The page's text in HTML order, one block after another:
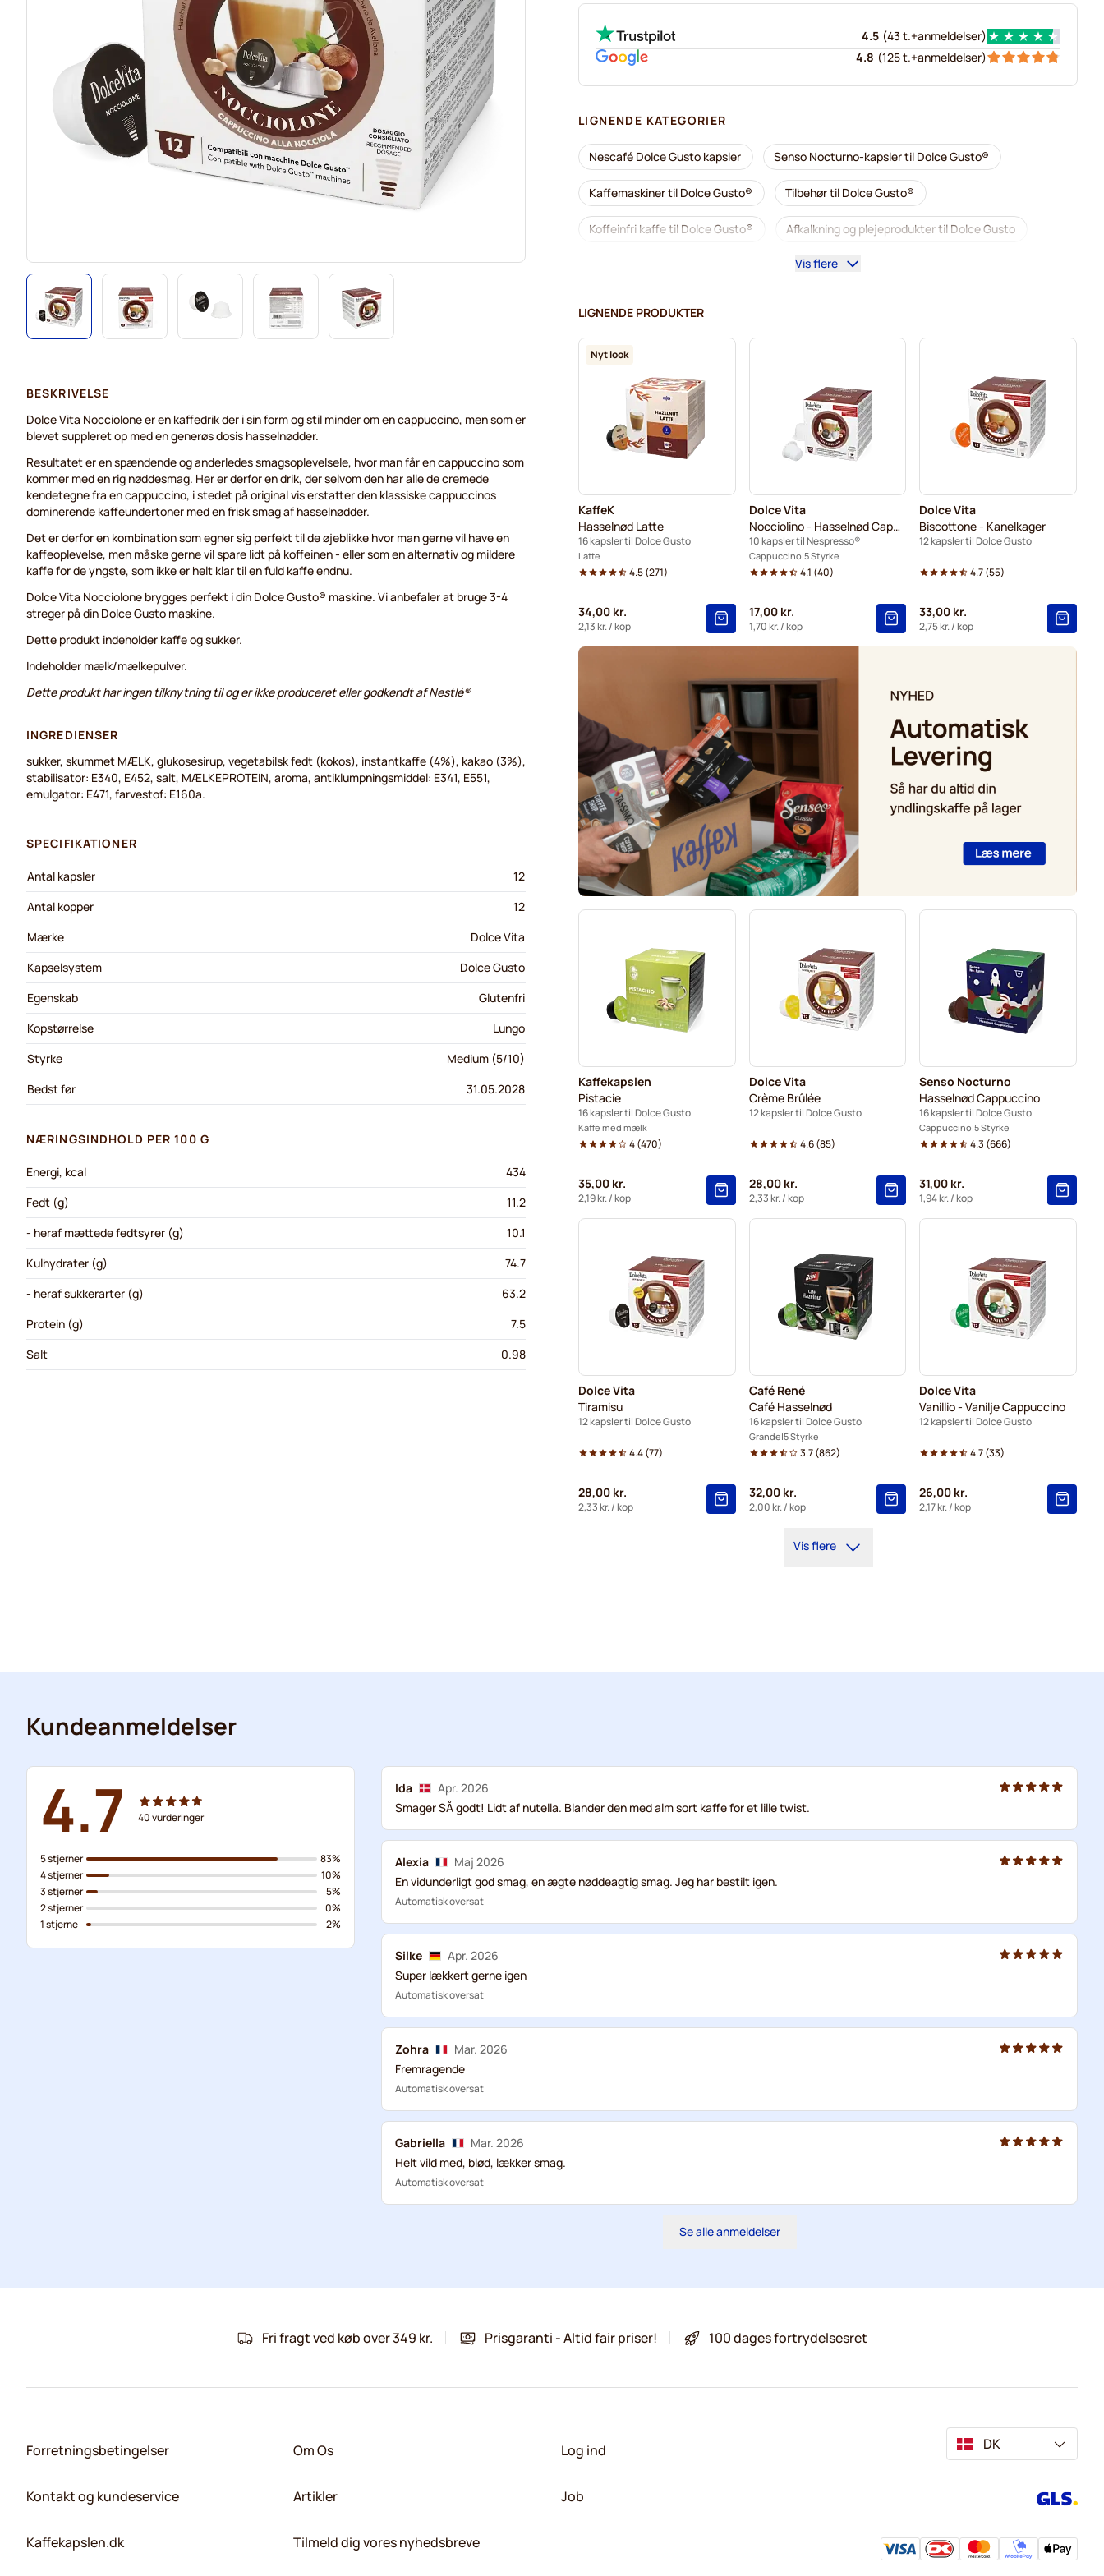
4.5 (43 t.+anmeldelser)
4.8 (125 t.+anmeldelser)
LIGNENDE KATEGORIER
Nescafé Dolce Gusto kapsler Senso Nocturno-kapsler til Dolce Gusto®
Kaffemaskiner til Dolce Gusto® Tilbehør til Dolce Gusto®
Koffeinfri kaffe til Dolce Gusto® Afkalkning og plejeprodukter til Dolce Gusto
Segafredo kaffekapsler til Dolce Gusto® Café René kaffekapsler til Dolce Gusto®
Kapsler til Dolce Gusto® Gimoka kapsler til Dolce Gusto® Til Dolce Gusto®
Starbucks® kapsler til Dolce Gusto® Kaffekapslen-kaffekapsler til Dolce Gusto®
Starbucks® Grande-kaffekapsler til Dolce Gusto
Vis flere
LIGNENDE PRODUKTER
Nyt look
KaffeK
Hasselnød Latte
16 kapsler til Dolce Gusto
Latte
4.5(271)
34,00 kr.
2,13 kr./ kop
Dolce Vita
Nocciolino - Hasselnød Cappuccino
10 kapsler til Nespresso®
Cappuccino 5 Styrke
4.1 (40)
17,00 kr.
1,70 kr./ kop
Dolce Vita
Biscottone - Kanelkager
12 kapsler til Dolce Gusto
4.7(55)
33,00 kr.
2,75 kr./ kop
Kaffekapslen
Pistacie
16 kapsler til Dolce Gusto
Kaffe med mælk
4(470)
35,00 kr.
2,19 kr./ kop
Dolce Vita
Crème Brûlée
12 kapsler til Dolce Gusto
4.6(85)
28,00 kr.
2,33 kr./ kop
Senso Nocturno
Hasselnød Cappuccino
16 kapsler til Dolce Gusto
Cappuccino 5 Styrke
4.3 (666)
31,00 kr.
1,94 kr./ kop
Dolce Vita
Tiramisu
12 kapsler til Dolce Gusto
4.4(77)
28,00 kr.
2,33 kr./ kop
Café René
Café Hasselnød
16 kapsler til Dolce Gusto
Grande 5 Styrke
3.7(862)
32,00 kr.
2,00 kr./ kop
Dolce Vita
Vanillio - Vanilje Cappuccino
12 kapsler til Dolce Gusto
4.7(33)
26,00 kr.
2,17 kr./ kop
Vis flere
BESKRIVELSE
Dolce Vita Nocciolone er en kaffedrik der i sin form og stil minder om en cappuccino, men som er
blevet suppleret op med en generøs dosis hasselnødder.
Resultatet er en spændende og anderledes smagsoplevelsele, hvor man får en cappuccino som
kommer med en rig nøddesmag. Her er derfor en drik, der selvom den har alle de cremede
kendetegne fra en cappuccino, i stedet på original vis erstatter den klassiske cappuccinos
dominerende kaffeundertoner med en frisk smag af hasselnødder.
Det er derfor en kombination som egner sig perfekt til de øjeblikke hvor man gerne vil have en
kaffeoplevelse, men måske gerne vil spare lidt på koffeinen - eller som en alternativ og mildere
kaffe for de yngste, som ikke er helt klar til en fuld kaffe endnu.
Dolce Vita Nocciolone brygges perfekt i din Dolce Gusto® maskine. Vi anbefaler at bruge 3-4
streger på din Dolce Gusto maskine.
Dette produkt indeholder kaffe og sukker.
Indeholder mælk/mælkepulver.
Dette produkt har ingen tilknytning til og er ikke produceret eller godkendt af Nestlé®
INGREDIENSER
sukker, skummet MÆLK, glukosesirup, vegetabilsk fedt (kokos), instantkaffe (4%), kakao (3%),
stabilisator: E340, E452, salt, MÆLKEPROTEIN, aroma, antiklumpningsmiddel: E341, E551,
emulgator: E471, farvestof: E160a.
SPECIFIKATIONER
Antal kapsler
12
Antal kopper
12
Mærke
Dolce Vita
Kapselsystem
Dolce Gusto
Egenskab
Glutenfri
Kopstørrelse
Lungo
Styrke
Medium (5/10)
Bedst før
31.05.2028
NÆRINGSINDHOLD PER 100 G
Energi, kcal
434
Fedt (g)
11.2
- heraf mættede fedtsyrer (g)
10.1
Kulhydrater (g)
74.7
- heraf sukkerarter (g)
63.2
Protein (g)
7.5
Salt
0.98
Kundeanmeldelser
4.7 40vurderinger
5 stjerner
4 stjerner
3 stjerner
2 stjerner
1 stjerne
83%
10%
5%
0%
2%
Ida
Apr. 2026
Smager SÅ godt! Lidt af nutella. Blander den med alm sort kaffe for et lille twist.
Alexia
Maj 2026
En vidunderligt god smag, en ægte nøddeagtig smag. Jeg har bestilt igen.
Automatisk oversat
Silke
Apr. 2026
Super lækkert gerne igen
Automatisk oversat
Zohra
Mar. 2026
Fremragende
Automatisk oversat
Gabriella
Mar. 2026
Helt vild med, blød, lækker smag.
Automatisk oversat
Se alle anmeldelser
Fri fragt ved køb over 349 kr. Prisgaranti - Altid fair priser! 100 dages fortrydelsesret
Forretningsbetingelser
Kontakt og kundeservice
Kaffekapslen.dk
Om Os
Artikler
Tilmeld dig vores nyhedsbreve
Log ind
Job
DK